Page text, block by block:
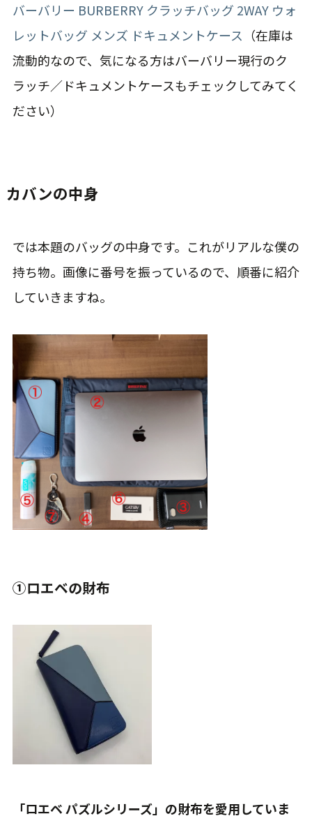
バーバリー BURBERRY クラッチバッグ 2WAY ウォ
レットバッグ メンズ ドキュメントケース （在庫は
流動的なので、気になる方はバーバリー現行のク
ラッチ／ドキュメントケースもチェックしてみてく
ださい）
カバンの中身
では本題のバッグの中身です。これがリアルな僕の
持ち物。画像に番号を振っているので、順番に紹介
していきますね。
①ロエベの財布
「ロエベ パズルシリーズ」の財布を愛用していま